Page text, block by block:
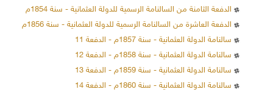
الدفعة الثامنة من السالنامة الرسمية للدولة العثمانية - سنة 1854م
الدفعة العاشرة من السالنامة الرسمية للدولة العثمانية - سنة 1856م
سالنامة الدولة العثمانية - سنة 1857م - الدفعة 11
سالنامة الدولة العثمانية - سنة 1858م - الدفعة 12
سالنامة الدولة العثمانية - سنة 1859م - الدفعة 13
سالنامة الدولة العثمانية - سنة 1860م - الدفعة 14